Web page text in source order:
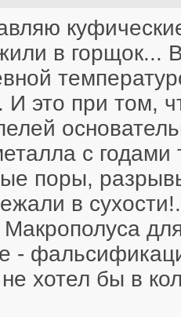
в горщок...
И это при том,
с
поры,
в
-
хотел бы в